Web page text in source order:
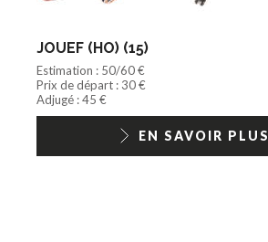
JOUEF (HO) (15)
Estimation : 50/60 €
Prix de départ : 30 €
Adjugé : 45 €
EN SAVOIR PLUS